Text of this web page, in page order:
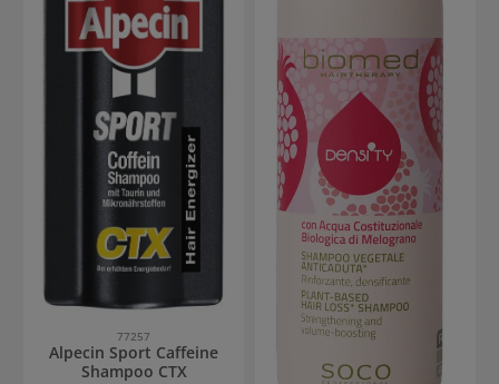
77257
Alpecin Sport Caffeine
Shampoo CTX